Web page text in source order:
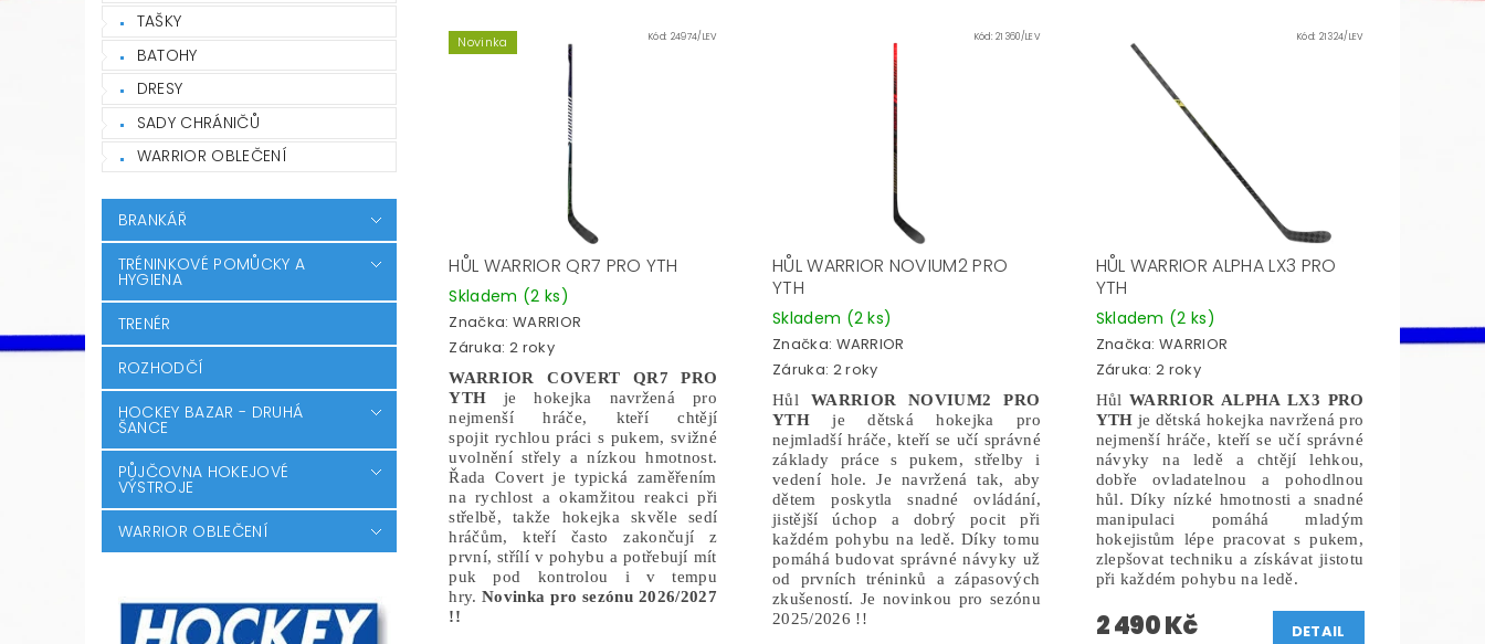
TAŠKY
BATOHY
DRESY
SADY CHRÁNIČŮ
WARRIOR OBLEČENÍ
BRANKÁŘ
TRÉNINKOVÉ POMŮCKY A
HYGIENA
TRENÉR
ROZHODČÍ
HOCKEY BAZAR - DRUHÁ
ŠANCE
PŮJČOVNA HOKEJOVÉ
VÝSTROJE
WARRIOR OBLEČENÍ
Novinka Kód: 24974/LEV
HŮL WARRIOR QR7 PRO YTH
Skladem (2 ks)
Značka: WARRIOR
Záruka: 2 roky
WARRIOR COVERT QR7 PRO
YTH je hokejka navržená pro
nejmenší hráče, kteří chtějí
spojit rychlou práci s pukem, svižné
uvolnění střely a nízkou hmotnost.
Řada Covert je typická zaměřením
na rychlost a okamžitou reakci při
střelbě, takže hokejka skvěle sedí
hráčům, kteří často zakončují z
první, střílí v pohybu a potřebují mít
puk pod kontrolou i v tempu
hry. Novinka pro sezónu 2026/2027
!!
Kód:21360/LEV
HŮL WARRIOR NOVIUM2 PRO
YTH
Skladem (2 ks)
Značka: WARRIOR
Záruka: 2 roky
Hůl WARRIOR NOVIUM2 PRO
YTHje dětská hokejka pro
nejmladší hráče, kteří se učí správné
základy práce s pukem, střelby i
vedení hole. Je navržená tak, aby
dětem poskytla snadné ovládání,
jistější úchop a dobrý pocit při
každém pohybu na ledě. Díky tomu
pomáhá budovat správné návyky už
od prvních tréninků a zápasových
zkušeností. Je novinkou pro sezónu
2025/2026 !!
Kód: 21324/LEV
HŮL WARRIOR ALPHA LX3 PRO
YTH
Skladem (2 ks)
Značka:WARRIOR
Záruka: 2 roky
Hůl WARRIOR ALPHA LX3 PRO
YTH je dětská hokejka navržená pro
nejmenší hráče, kteří se učí správné
návyky na ledě a chtějí lehkou,
dobře ovladatelnou a pohodlnou
hůl. Díky nízké hmotnosti a snadné
manipulaci pomáhá mladým
hokejistům lépe pracovat s pukem,
zlepšovat techniku a získávat jistotu
při každém pohybu na ledě.
2 490 Kč DETAIL